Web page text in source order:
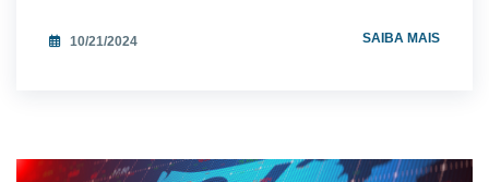
10/21/2024 SAIBA MAIS